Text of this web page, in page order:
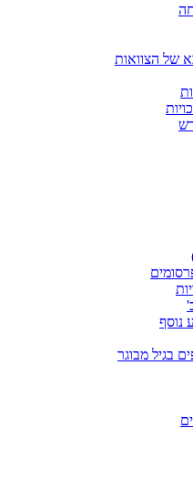
של הצוואות
נוסף
בגיל מבוגר